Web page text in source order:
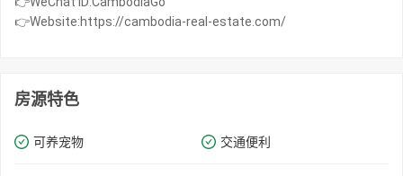
👉Website:https://cambodia-real-estate.com/
房源特色
可养宠物 交通便利